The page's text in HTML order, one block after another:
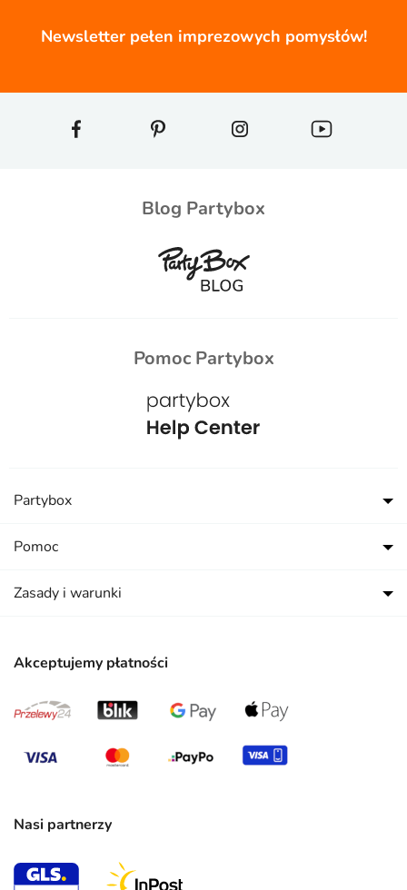
Newsletter pełen imprezowych pomysłów!
Blog Partybox
Pomoc Partybox
Akceptujemy płatności
Nasi partnerzy
Partybox
Pomoc
Zasady i warunki